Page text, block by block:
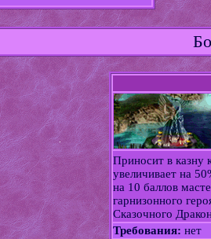
Приносит в казну
увеличивает на
на 10 баллов
гарнизонного
Сказочного
Требования:нет